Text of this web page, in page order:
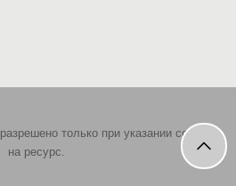
только при указании ссылки
на ресурс.